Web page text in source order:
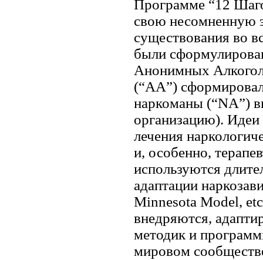
Программе “12
свою несомненную
существования во
были
Анонимных
(“АА”)
наркоманы (“NA”)
организацию).
лечения
и, особенно,
используются
адаптации
Minnesota Model,
внедряются,
методик и
мировом